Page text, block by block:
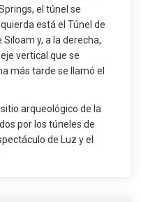
el túnel se
está el Túnel de
y, a la derecha,
vertical que se
más tarde se llamó el
arqueológico de la
por los túneles de
de Luz y el